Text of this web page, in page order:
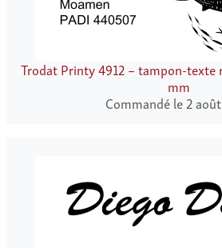
Trodat Printy 4912 – tampon-texte
mm
Commandé le 2